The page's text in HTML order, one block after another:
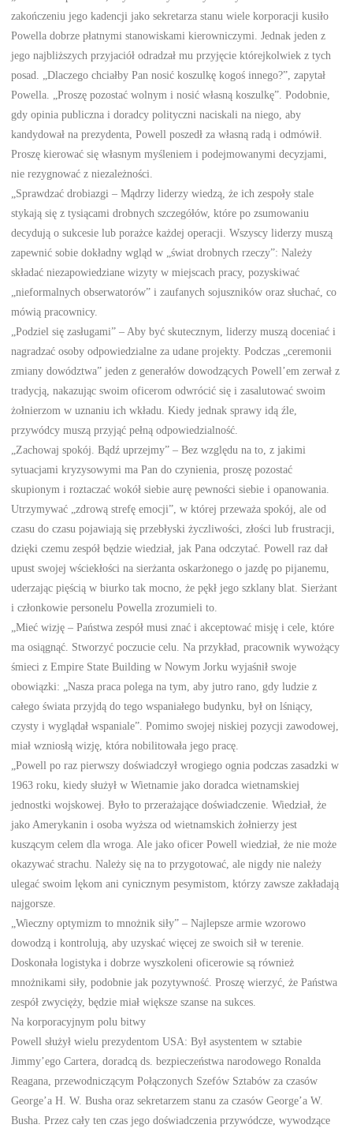
zakończeniu jego kadencji jako sekretarza stanu wiele korporacji kusiło
Powella dobrze płatnymi stanowiskami kierowniczymi. Jednak jeden z
jego najbliższych przyjaciół odradzał mu przyjęcie którejkolwiek z tych
posad. „Dlaczego chciałby Pan nosić koszulkę kogoś innego?”, zapytał
Powella. „Proszę pozostać wolnym i nosić własną koszulkę”. Podobnie,
gdy opinia publiczna i doradcy polityczni naciskali na niego, aby
kandydował na prezydenta, Powell poszedł za własną radą i odmówił.
Proszę kierować się własnym myśleniem i podejmowanymi decyzjami,
nie rezygnować z niezależności.
„Sprawdzać drobiazgi – Mądrzy liderzy wiedzą, że ich zespoły stale
stykają się z tysiącami drobnych szczegółów, które po zsumowaniu
decydują o sukcesie lub porażce każdej operacji. Wszyscy liderzy muszą
zapewnić sobie dokładny wgląd w „świat drobnych rzeczy”: Należy
składać niezapowiedziane wizyty w miejscach pracy, pozyskiwać
„nieformalnych obserwatorów” i zaufanych sojuszników oraz słuchać, co
mówią pracownicy.
„Podziel się zasługami” – Aby być skutecznym, liderzy muszą doceniać i
nagradzać osoby odpowiedzialne za udane projekty. Podczas „ceremonii
zmiany dowództwa” jeden z generałów dowodzących Powell’em zerwał z
tradycją, nakazując swoim oficerom odwrócić się i zasalutować swoim
żołnierzom w uznaniu ich wkładu. Kiedy jednak sprawy idą źle,
przywódcy muszą przyjąć pełną odpowiedzialność.
„Zachowaj spokój. Bądź uprzejmy” – Bez względu na to, z jakimi
sytuacjami kryzysowymi ma Pan do czynienia, proszę pozostać
skupionym i roztaczać wokół siebie aurę pewności siebie i opanowania.
Utrzymywać „zdrową strefę emocji”, w której przeważa spokój, ale od
czasu do czasu pojawiają się przebłyski życzliwości, złości lub frustracji,
dzięki czemu zespół będzie wiedział, jak Pana odczytać. Powell raz dał
upust swojej wściekłości na sierżanta oskarżonego o jazdę po pijanemu,
uderzając pięścią w biurko tak mocno, że pękł jego szklany blat. Sierżant
i członkowie personelu Powella zrozumieli to.
„Mieć wizję – Państwa zespół musi znać i akceptować misję i cele, które
ma osiągnąć. Stworzyć poczucie celu. Na przykład, pracownik wywożący
śmieci z Empire State Building w Nowym Jorku wyjaśnił swoje
obowiązki: „Nasza praca polega na tym, aby jutro rano, gdy ludzie z
całego świata przyjdą do tego wspaniałego budynku, był on lśniący,
czysty i wyglądał wspaniale”. Pomimo swojej niskiej pozycji zawodowej,
miał wzniosłą wizję, która nobilitowała jego pracę.
„Powell po raz pierwszy doświadczył wrogiego ognia podczas zasadzki w
1963 roku, kiedy służył w Wietnamie jako doradca wietnamskiej
jednostki wojskowej. Było to przerażające doświadczenie. Wiedział, że
jako Amerykanin i osoba wyższa od wietnamskich żołnierzy jest
kuszącym celem dla wroga. Ale jako oficer Powell wiedział, że nie może
okazywać strachu. Należy się na to przygotować, ale nigdy nie należy
ulegać swoim lękom ani cynicznym pesymistom, którzy zawsze zakładają
najgorsze.
„Wieczny optymizm to mnożnik siły” – Najlepsze armie wzorowo
dowodzą i kontrolują, aby uzyskać więcej ze swoich sił w terenie.
Doskonała logistyka i dobrze wyszkoleni oficerowie są również
mnożnikami siły, podobnie jak pozytywność. Proszę wierzyć, że Państwa
zespół zwycięży, będzie miał większe szanse na sukces.
Na korporacyjnym polu bitwy
Powell służył wielu prezydentom USA: Był asystentem w sztabie
Jimmy’ego Cartera, doradcą ds. bezpieczeństwa narodowego Ronalda
Reagana, przewodniczącym Połączonych Szefów Sztabów za czasów
George’a H. W. Busha oraz sekretarzem stanu za czasów George’a W.
Busha. Przez cały ten czas jego doświadczenia przywódcze, wywodzące